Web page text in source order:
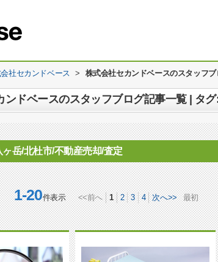
社セカンドベース > 株式会社セカンドベースのスタッフ
ンドベースのスタッフブログ記事一覧 | タ
岳/北杜市/不動産売却/査定
20件表示 <<前へ 1 2 3 4 次へ>> 最初